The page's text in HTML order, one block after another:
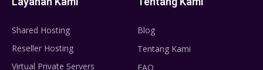
Shared Hosting
Reseller Hosting
Virtual Private Servers
Blog
Tentang Kami
FAQ